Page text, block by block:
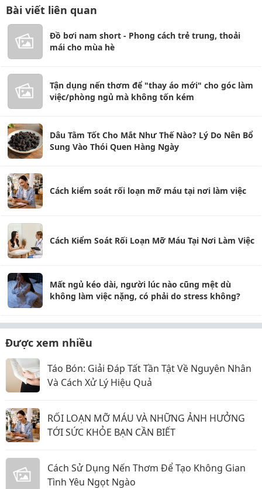
Bài viết liên quan
Đồ bơi nam short - Phong cách trẻ trung, thoải
mái cho mùa hè
Tận dụng nến thơm để "thay áo mới" cho góc làm
việc/phòng ngủ mà không tốn kém
Dâu Tằm Tốt Cho Mắt Như Thế Nào? Lý Do Nên Bổ
Sung Vào Thói Quen Hàng Ngày
Cách kiểm soát rối loạn mỡ máu tại nơi làm việc
Cách Kiểm Soát Rối Loạn Mỡ Máu Tại Nơi Làm Việc
Mất ngủ kéo dài, người lúc nào cũng mệt dù
không làm việc nặng, có phải do stress không?
Được xem nhiều
Táo Bón: Giải Đáp Tất Tần Tật Về Nguyên Nhân
Và Cách Xử Lý Hiệu Quả
RỐI LOẠN MỠ MÁU VÀ NHỮNG ẢNH HƯỞNG
TỚI SỨC KHỎE BẠN CẦN BIẾT
Cách Sử Dụng Nến Thơm Để Tạo Không Gian
Tình Yêu Ngọt Ngào